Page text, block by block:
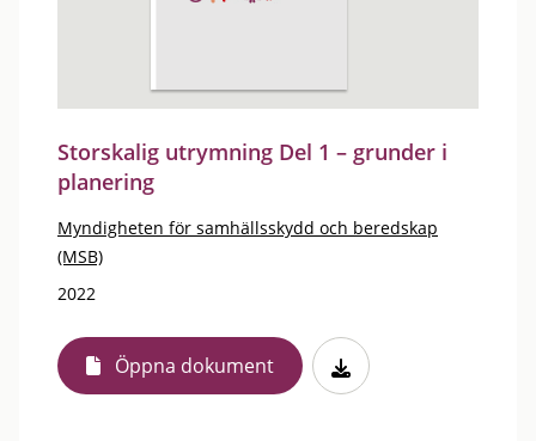
Storskalig utrymning Del 1 – grunder i
planering
Myndigheten för samhällsskydd och beredskap
(MSB)
2022
Öppna dokument